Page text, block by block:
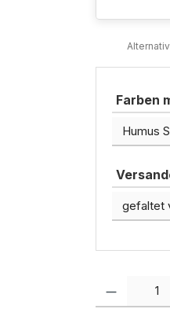
Farben
Produkt